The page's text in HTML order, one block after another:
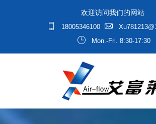
欢迎访问我们的网站
18005346100
Mon.-Fri. 8:30-17:30